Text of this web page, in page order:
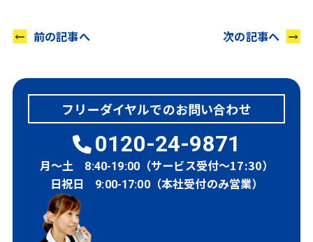
前の記事へ 次の記事へ
フリーダイヤルでのお問い合わせ
0120-24-9871
月～土 8:40-19:00 （サービス受付～17:30）
日祝日
9:00-17:00（本社受付のみ営業）